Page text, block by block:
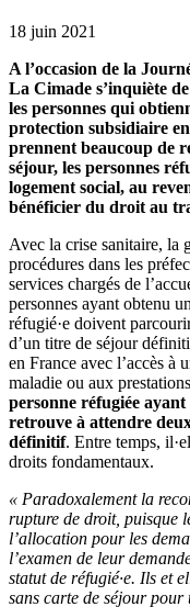
18 juin 2021
A l’occasion de la
La Cimade s’inquiète
les personnes qui
protection subsidiaire
prennent beaucoup de
séjour, les personnes
logement social, au
bénéficier du droit au
Avec la crise sanitaire, la
procédures dans les
services chargés de
personnes ayant obtenu
réfugié·e doivent
d’un titre de séjour
en France avec l’accès à
maladie ou aux
personne réfugiée
retrouve à attendre
définitif. Entre temps,
droits fondamentaux.
« Paradoxalement la
rupture de droit, puisque
l’allocation pour les
l’examen de leur
statut de réfugié·e. Ils et
sans carte de séjour